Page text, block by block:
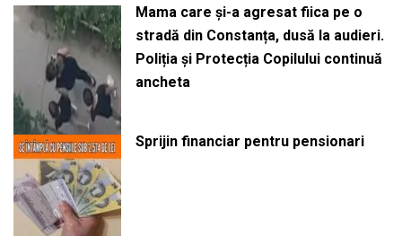
Mama care și-a agresat fiica pe o
stradă din Constanța, dusă la audieri.
Poliția și Protecția Copilului continuă
ancheta
Sprijin financiar pentru pensionari